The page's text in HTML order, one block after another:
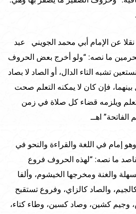
عن الإمام أبي محمد الجويني عبد
ما نصه: “ولو أخرج بعض الحروف
تشبه التاء الدال، أو الصاد لا بصاد
فإن كان لا يمكنه التعلم صحت
ويلزمه قضاء كل صلاة في زمن
اهــ
إمام في اللغة والقراءة والنحو في
ما نصه: “لهذه الحروف فروع
والغنة ومخرجها الخيشوم، وألفا
والصاد كالزاي، وفروع تستقبح
كشين، وصاد كسين، وطاء كتاء،